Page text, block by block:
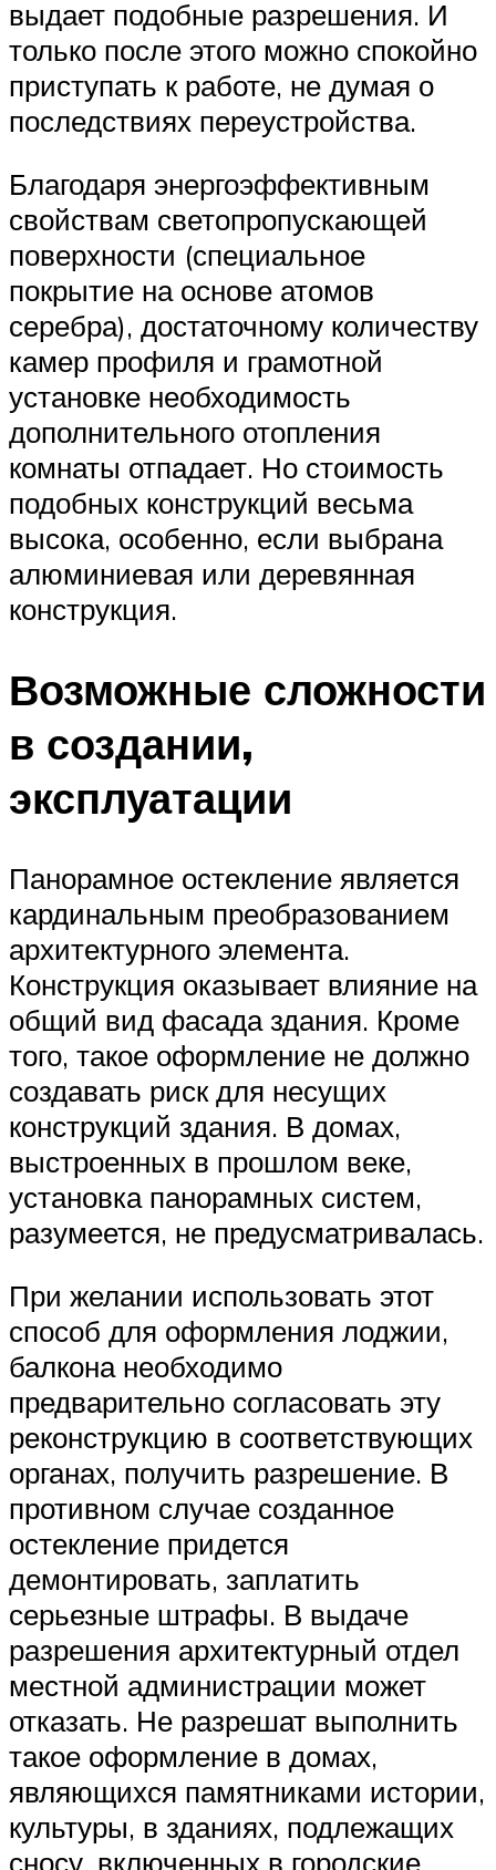
выдает подобные разрешения. И
только после этого можно спокойно
приступать к работе, не думая о
последствиях переустройства.
Благодаря энергоэффективным
свойствам светопропускающей
поверхности (специальное
покрытие на основе атомов
серебра), достаточному количеству
камер профиля и грамотной
установке необходимость
дополнительного отопления
комнаты отпадает. Но стоимость
подобных конструкций весьма
высока, особенно, если выбрана
алюминиевая или деревянная
конструкция.
Возможные сложности
в создании,
эксплуатации
Панорамное остекление является
кардинальным преобразованием
архитектурного элемента.
Конструкция оказывает влияние на
общий вид фасада здания. Кроме
того, такое оформление не должно
создавать риск для несущих
конструкций здания. В домах,
выстроенных в прошлом веке,
установка панорамных систем,
разумеется, не предусматривалась.
При желании использовать этот
способ для оформления лоджии,
балкона необходимо
предварительно согласовать эту
реконструкцию в соответствующих
органах, получить разрешение. В
противном случае созданное
остекление придется
демонтировать, заплатить
серьезные штрафы. В выдаче
разрешения архитектурный отдел
местной администрации может
отказать. Не разрешат выполнить
такое оформление в домах,
являющихся памятниками истории,
культуры, в зданиях, подлежащих
сносу, включенных в городские